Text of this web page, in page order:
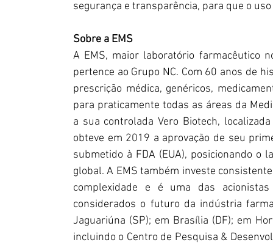
segurança e transparência, para que o uso
Sobre a EMS
A EMS, maior laboratório farmacêutico
pertence ao Grupo NC. Com 60 anos de
prescrição médica, genéricos,
para praticamente todas as áreas da
a sua controlada Vero Biotech,
obteve em 2019 a aprovação de seu
submetido à FDA (EUA), posicionando o
global. A EMS também investe
complexidade e é uma das
considerados o futuro da indústria
Jaguariúna (SP); em Brasília (DF); em
incluindo o Centro de Pesquisa &